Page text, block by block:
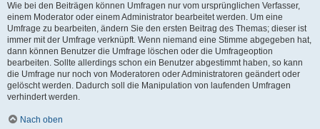
Wie bei den Beiträgen können Umfragen nur vom ursprünglichen Verfasser,
einem Moderator oder einem Administrator bearbeitet werden. Um eine
Umfrage zu bearbeiten, ändern Sie den ersten Beitrag des Themas; dieser ist
immer mit der Umfrage verknüpft. Wenn niemand eine Stimme abgegeben hat,
dann können Benutzer die Umfrage löschen oder die Umfrageoption
bearbeiten. Sollte allerdings schon ein Benutzer abgestimmt haben, so kann
die Umfrage nur noch von Moderatoren oder Administratoren geändert oder
gelöscht werden. Dadurch soll die Manipulation von laufenden Umfragen
verhindert werden.
Nach oben